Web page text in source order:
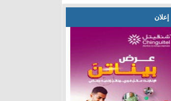
إعلان